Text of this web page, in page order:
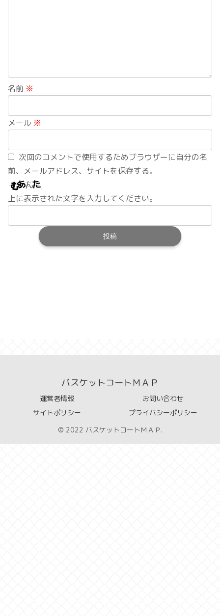
名前 ※
メール ※
次回のコメントで使用するためブラウザーに自分の名
前、メールアドレス、サイトを保存する。
上に表示された文字を入力してください。
バスケットコートＭＡＰ
運営者情報
お問い合わせ
サイトポリシー
プライバシーポリシー
© 2022 バスケットコートＭＡＰ.